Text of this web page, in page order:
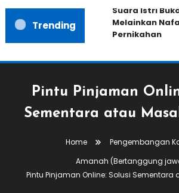
Trending
Suara Istri
Melainkan
Pernikahan
Pintu Pinjaman
Sementara atau
Home
Pengembangan
Amanah (Bertanggung
Pintu Pinjaman Online: Solusi Sementara